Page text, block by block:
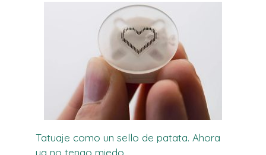
Tatuaje como un sello de patata. Ahora
ya no tengo miedo